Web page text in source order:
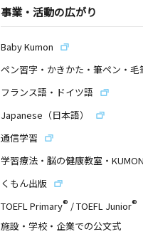
事業・活動の広がり
Baby Kumon
ペン習字・かきかた・筆ペン・毛
フランス語・ドイツ語
Japanese（日本語）
通信学習
学習療法・脳の健康教室・
くもん出版
TOEFL Primary® /TOEFL Junior®
施設・学校・企業での公文式